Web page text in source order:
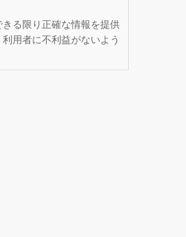
る限り正確な情報を提供
用者に不利益がないよう